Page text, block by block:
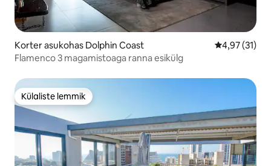
Korter asukohas Dolphin Coast Keskmine
4,97 (31)
Flamenco 3 magamistoaga ranna esikülg
Külaliste lemmik
Külaliste lemmik